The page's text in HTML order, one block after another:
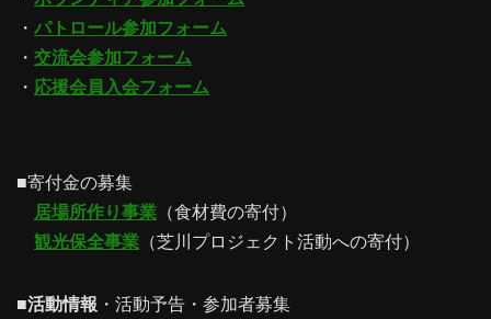
・ パトロール参加フォーム
・ 交流会参加フォーム
・ 応援会員入会フォーム
■寄付金の募集
居場所作り事業 （食材費の寄付）
観光保全事業 （芝川プロジェクト活動への寄付）
■活動情報 ・活動予告・参加者募集